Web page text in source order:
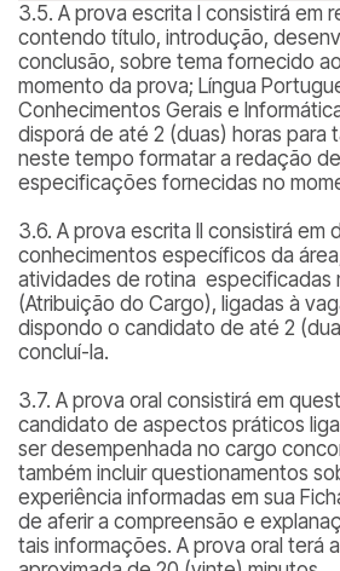
3.5. A prova escrita I consistirá em
contendo título, introdução,
conclusão, sobre tema fornecido
momento da prova; Língua
Conhecimentos Gerais e
disporá de até 2 (duas) horas para
neste tempo formatar a redação
especificações fornecidas no
3.6. A prova escrita II consistirá em
conhecimentos específicos da
atividades de rotina especificadas
(Atribuição do Cargo), ligadas à
dispondo o candidato de até 2
concluí-la.
3.7. A prova oral consistirá em
candidato de aspectos práticos
ser desempenhada no cargo
também incluir questionamentos
experiência informadas em sua
de aferir a compreensão e
tais informações. A prova oral terá